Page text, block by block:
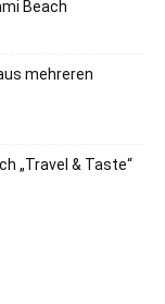
Beach
mehreren
„Travel & Taste“